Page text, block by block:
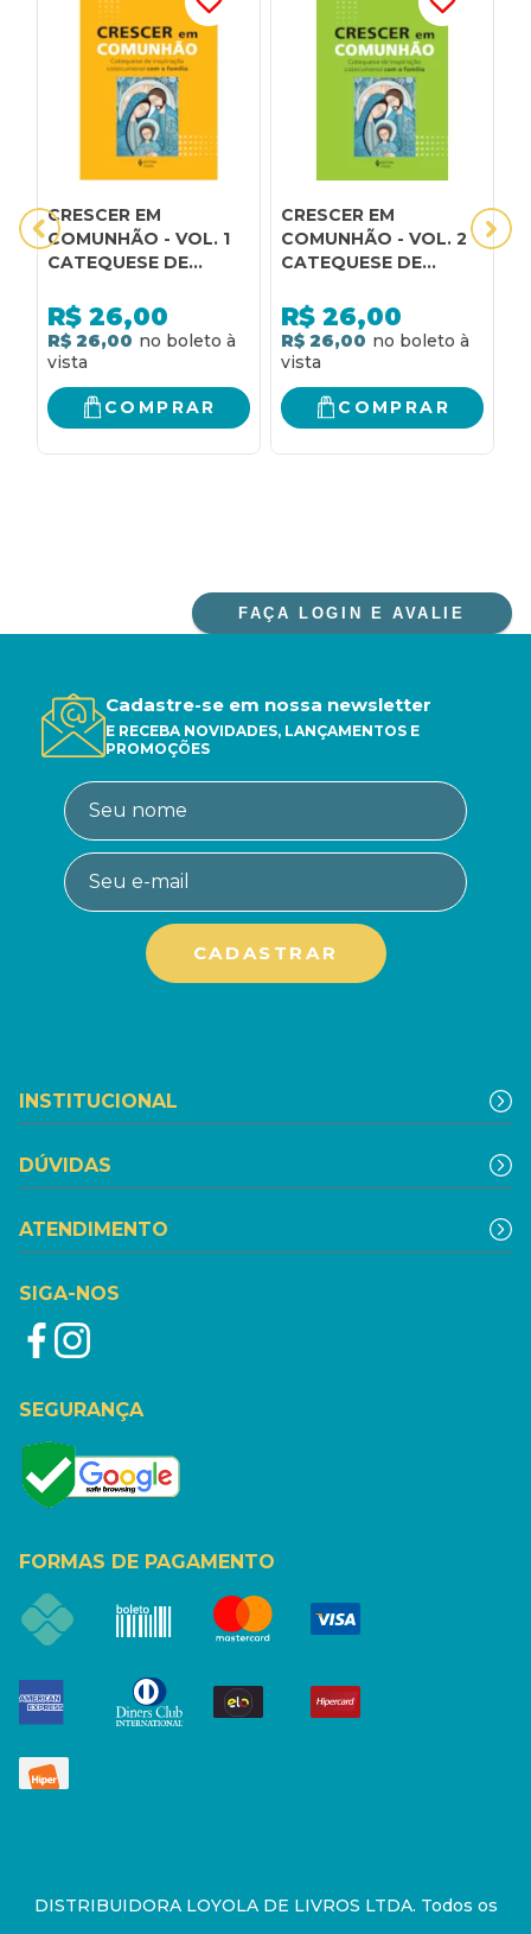
CRESCER EM
COMUNHÃO - VOL. 1
CATEQUESE DE
CATECUMENAL COM
A FAMÍLIA
R$ 26,00
R$ 26,00
COMPRAR
CRESCER EM
COMUNHÃO - VOL. 2
CATEQUESE DE
CATECUMENAL COM
A FAMÍLIA
R$ 26,00
R$ 26,00
COMPRAR
FAÇA LOGIN E AVALIE
Cadastre-se em nossa newsletter
E RECEBA NOVIDADES, LANÇAMENTOS E
PROMOÇÕES
INSTITUCIONAL
DÚVIDAS
ATENDIMENTO
SIGA-NOS
SEGURANÇA
FORMAS DE PAGAMENTO
DISTRIBUIDORA LOYOLA DE LIVROS LTDA. Todos os